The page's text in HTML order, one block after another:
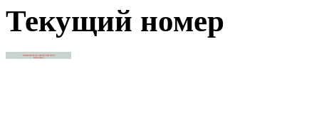
Текущий номер